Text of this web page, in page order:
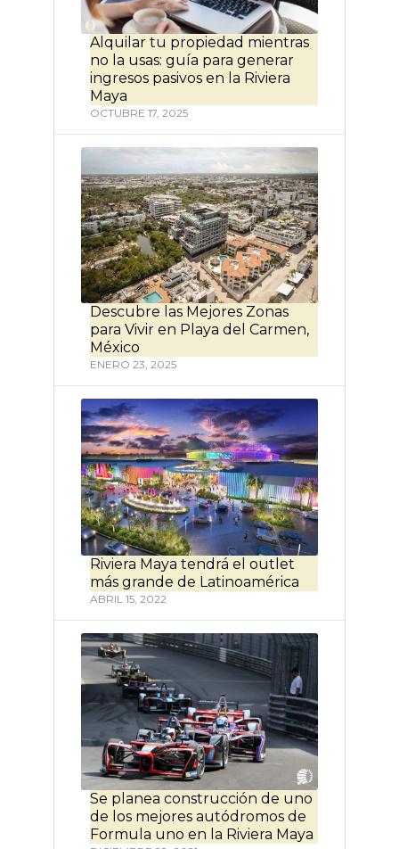
Alquilar tu propiedad mientras
no la usas: guía para generar
ingresos pasivos en la Riviera
Maya
OCTUBRE 17, 2025
Descubre las Mejores Zonas
para Vivir en Playa del Carmen,
México
ENERO 23, 2025
Riviera Maya tendrá el outlet
más grande de Latinoamérica
ABRIL 15, 2022
Se planea construcción de uno
de los mejores autódromos de
Formula uno en la Riviera Maya